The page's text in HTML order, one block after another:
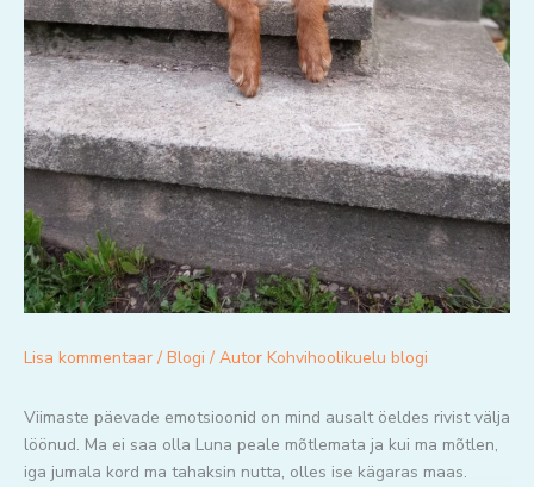
Lisa kommentaar / Blogi / Autor Kohvihoolikuelu blogi
Viimaste päevade emotsioonid on mind ausalt öeldes rivist välja
löönud. Ma ei saa olla Luna peale mõtlemata ja kui ma mõtlen,
iga jumala kord ma tahaksin nutta, olles ise kägaras maas.